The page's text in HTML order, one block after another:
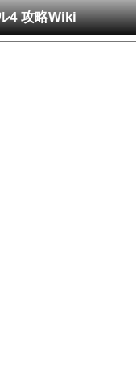
4 攻略Wiki